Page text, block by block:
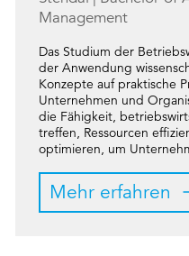
Management
Das Studium der
der Anwendung
Konzepte auf praktische
Unternehmen und
die Fähigkeit,
treffen, Ressourcen
optimieren, um
Mehr erfahren